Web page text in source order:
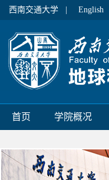
西南交通大学 | English |
首页 学院概况